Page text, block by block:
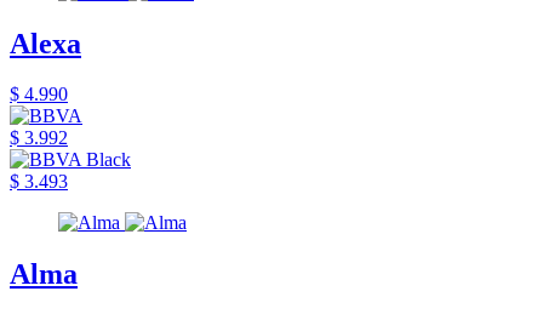
Alexa
$ 4.990
$ 3.992
$ 3.493
Alma